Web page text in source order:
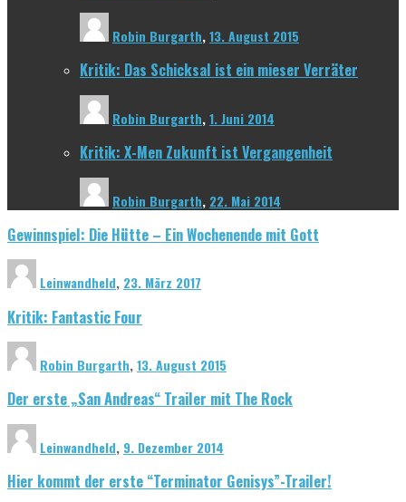
Robin Burgarth,13. August 2015
Kritik: Das Schicksal ist ein mieser Verräter
Robin Burgarth,1. Juni 2014
Kritik: X-Men Zukunft ist Vergangenheit
Robin Burgarth, 22. Mai 2014
Gewinnspiel: Die Hütte – Ein Wochenende mit Gott
Leinwandheld, 23. März 2017
Kritik: Fantastic Four
Robin Burgarth,13. August 2015
Der erste „San Andreas“ Trailer mit The Rock
Leinwandheld, 9. Dezember 2014
Hier kommt der erste “Terminator Genisys”-Trailer!